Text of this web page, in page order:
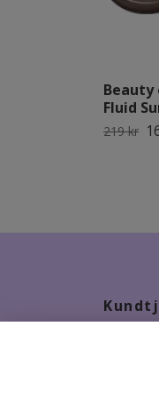
Beauty
Fluid
219 kr